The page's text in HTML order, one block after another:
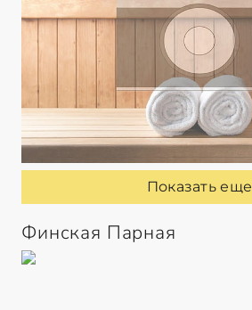
Показать еще
Финская Парная